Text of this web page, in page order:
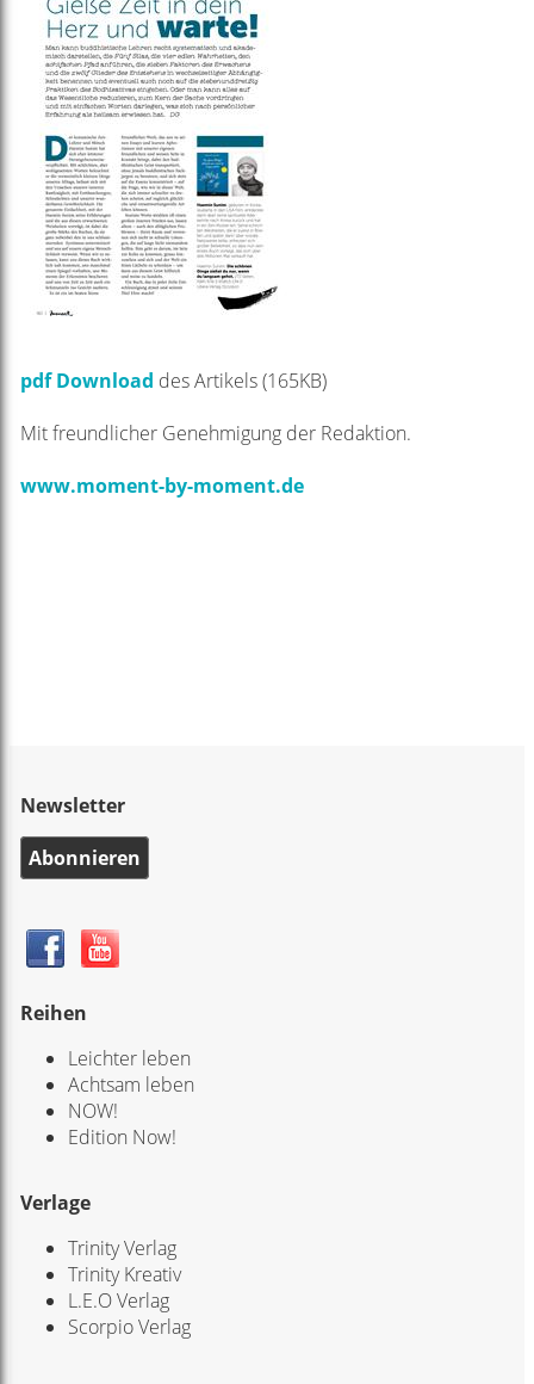
pdf Download des Artikels (165KB)
Mit freundlicher Genehmigung der Redaktion.
www.moment-by-moment.de
Newsletter
Abonnieren
Reihen
Leichter leben
Achtsam leben
NOW!
Edition Now!
Verlage
Trinity Verlag
Trinity Kreativ
L.E.O Verlag
Scorpio Verlag